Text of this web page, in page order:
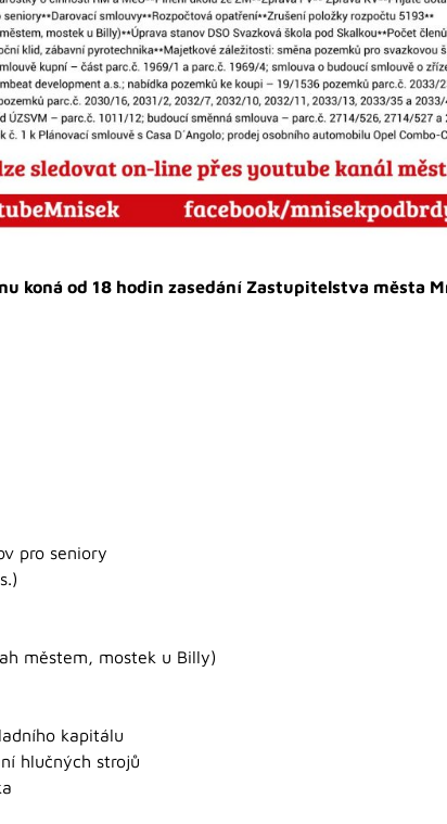
koná od 18 hodin zasedání Zastupitelstva města
pro seniory
městem, mostek u Billy)
kapitálu
hlučných strojů